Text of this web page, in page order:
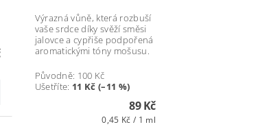
Výrazná vůně, která rozbuší
vaše srdce díky svěží směsi
jalovce a cypřiše podpořená
aromatickými tóny mošusu.
Původně: 100 Kč
Ušetříte: 11 Kč (–11 %)
89 Kč
0,45 Kč / 1 ml